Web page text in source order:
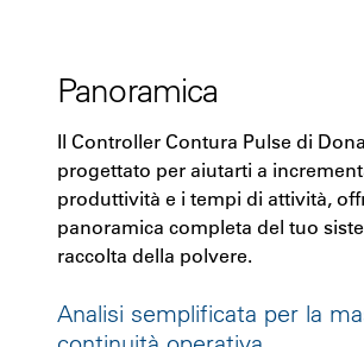
Panoramica
Il Controller Contura Pulse di
progettato per aiutarti a
produttività e i tempi di attività,
panoramica completa del tuo
raccolta della polvere.
Analisi semplificata per la